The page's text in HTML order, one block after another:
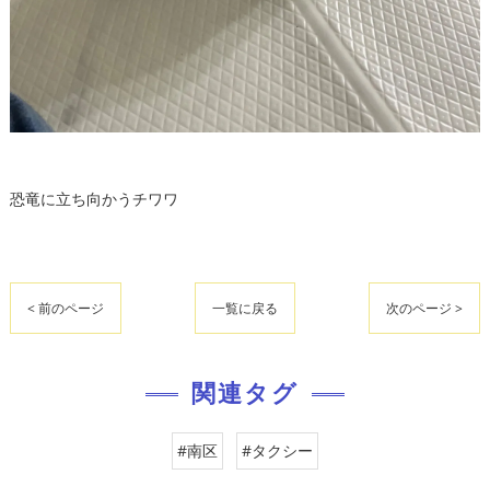
恐竜に立ち向かうチワワ
< 前のページ 一覧に戻る 次のページ >
関連タグ
#南区 #タクシー